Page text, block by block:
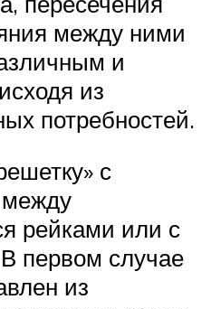
между ними
и
из
потребностей.
с
рейками или с
первом случае
из